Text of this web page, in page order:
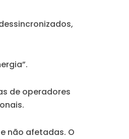
de operadores
não afetadas. O